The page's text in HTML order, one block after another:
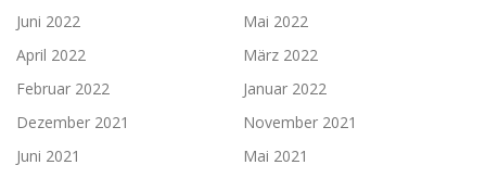
Juni 2022
Mai 2022
April 2022
März 2022
Februar 2022
Januar 2022
Dezember 2021
November 2021
Juni 2021
Mai 2021